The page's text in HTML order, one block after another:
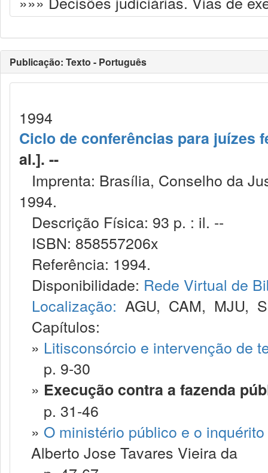
Publicação: Texto - Português
1994
Ciclo de conferências para juízes
al.]. --
Imprenta: Brasília, Conselho da
1994.
Descrição Física: 93 p. : il. --
ISBN: 858557206x
Referência: 1994.
Disponibilidade: Rede Virtual de
Localização: AGU, CAM, MJU,
Capítulos:
» Litisconsórcio e intervenção de
p. 9-30
» Execução contra a fazenda
p. 31-46
» O ministério público e o
Alberto Jose Tavares Vieira da